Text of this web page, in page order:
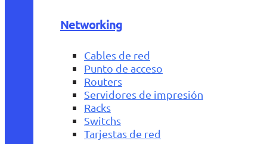
Networking
Cables de red
Punto de acceso
Routers
Servidores de impresión
Racks
Switchs
Tarjestas de red